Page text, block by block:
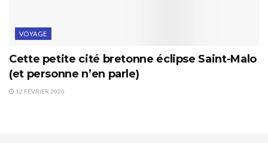
VOYAGE
Cette petite cité bretonne éclipse Saint-Malo
(et personne n’en parle)
12 FÉVRIER 2026